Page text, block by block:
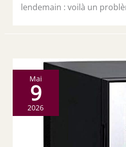
lendemain : voilà un
Mai
9
2026